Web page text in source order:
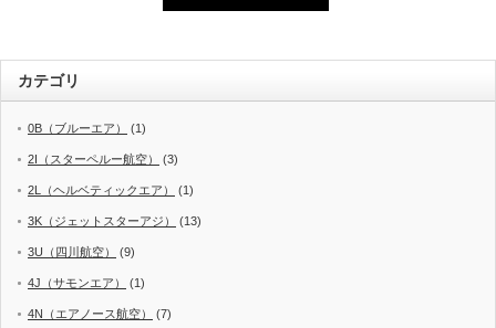
カテゴリ
0B（ブルーエア） (1)
2I（スターペルー航空） (3)
2L（ヘルベティックエア） (1)
3K（ジェットスターアジ） (13)
3U（四川航空） (9)
4J（サモンエア） (1)
4N（エアノース航空） (7)